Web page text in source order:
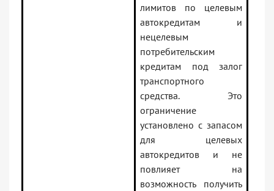
лимитов по целевым
автокредитам и
нецелевым
потребительским
кредитам под залог
транспортного
средства. Это
ограничение
установлено с запасом
для целевых
автокредитов и не
повлияет на
возможность получить